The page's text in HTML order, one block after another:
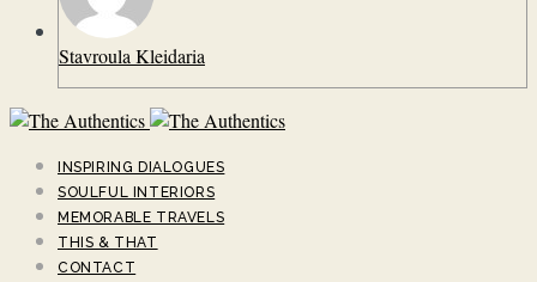
Stavroula Kleidaria
INSPIRING DIALOGUES
SOULFUL INTERIORS
MEMORABLE TRAVELS
THIS & THAT
CONTACT